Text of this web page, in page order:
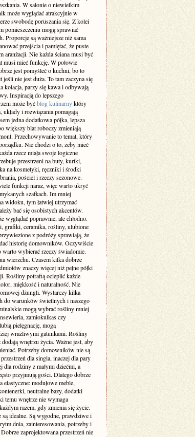
W salonie o niewielkim
może wyglądać atrakcyjnie w
swobodę poruszania się. Z kolei
pomieszczeniu mogą sprawiać
Proporcje są ważniejsze niż sama
przejścia i pamiętać, że puste
aranżacji. Nie każda ściana musi być
musi mieć funkcję. W połowie
jest pomyśleć o kuchni, bo to
jeśli nie jest duża. To tam zaczyna się
kolacja, parzy się kawa i odbywają
Inspiracją do lepszego
może byćblog kulinarnyktóry
układy i rozwiązania pomagają
jedna dodatkowa półka, lepsza
większy blat roboczy zmieniają
Przechowywanie to temat, który
Nie chodzi o to, żeby mieć
rzecz miała swoje logiczne
przestrzeni na buty, kurtki,
na kosmetyki, ręczniki i środki
pościel i rzeczy sezonowe.
funkcji naraz, więc warto ukryć
szafkach. Im mniej
widoku, tym łatwiej utrzymać
bać się osobistych akcentów.
wyglądać poprawnie, ale chłodno.
grafiki, ceramika, rośliny, ulubione
z podróży sprawiają, że
historię domowników. Oczywiście
warto wybierać rzeczy świadomie.
wierzchu. Czasem kilka dobrze
znaczy więcej niż pełne półki
Rośliny potrafią ocieplić każde
miękkość i naturalność. Nie
dżungli. Wystarczy kilka
do warunków świetlnych i naszego
mogą wybrać rośliny mniej
zamiokulkas czy
pielęgnację, mogą
wrażliwymi gatunkami. Rośliny
wnętrzu życia. Ważne jest, aby
Potrzeby domowników nie są
przestrzeń dla singla, inaczej dla pary
dla rodziny z małymi dziećmi, a
przyjmują gości. Dlatego dobrze
modułowe meble,
neutralne bazy, dodatki
temu wnętrze nie wymaga
razem, gdy zmienia się życie.
są idealne. Są wygodne, prawdziwe i
dnia, zainteresowania, potrzeby i
zaprojektowana przestrzeń nie